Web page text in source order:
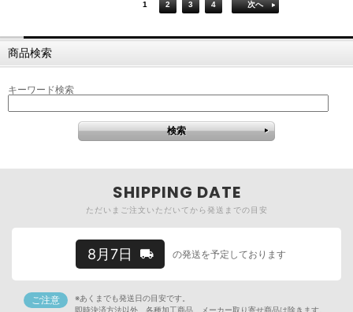
1 2 3 4 次へ
商品検索
キーワード検索